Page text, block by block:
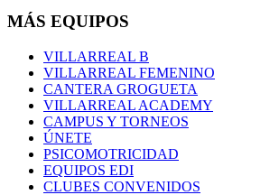
MÁS EQUIPOS
VILLARREAL B
VILLARREAL FEMENINO
CANTERA GROGUETA
VILLARREAL ACADEMY
CAMPUS Y TORNEOS
ÚNETE
PSICOMOTRICIDAD
EQUIPOS EDI
CLUBES CONVENIDOS